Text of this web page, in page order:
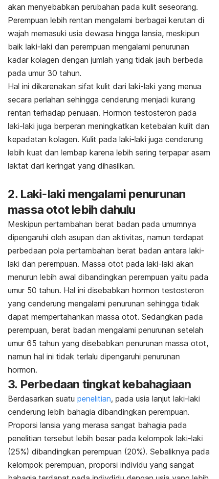
akan menyebabkan perubahan pada kulit seseorang.
Perempuan lebih rentan mengalami berbagai kerutan di
wajah memasuki usia dewasa hingga lansia, meskipun
baik laki-laki dan perempuan mengalami penurunan
kadar kolagen dengan jumlah yang tidak jauh berbeda
pada umur 30 tahun.
Hal ini dikarenakan sifat kulit dari laki-laki yang menua
secara perlahan sehingga cenderung menjadi kurang
rentan terhadap penuaan. Hormon testosteron pada
laki-laki juga berperan meningkatkan ketebalan kulit dan
kepadatan kolagen. Kulit pada laki-laki juga cenderung
lebih kuat dan lembap karena lebih sering terpapar asam
laktat dari keringat yang dihasilkan.
2. Laki-laki mengalami penurunan
massa otot lebih dahulu
Meskipun pertambahan berat badan pada umumnya
dipengaruhi oleh asupan dan aktivitas, namun terdapat
perbedaan pola pertambahan berat badan antara laki-
laki dan perempuan. Massa otot pada laki-laki akan
menurun lebih awal dibandingkan perempuan yaitu pada
umur 50 tahun. Hal ini disebabkan hormon testosteron
yang cenderung mengalami penurunan sehingga tidak
dapat mempertahankan massa otot. Sedangkan pada
perempuan, berat badan mengalami penurunan setelah
umur 65 tahun yang disebabkan penurunan massa otot,
namun hal ini tidak terlalu dipengaruhi penurunan
hormon.
3. Perbedaan tingkat kebahagiaan
Berdasarkan suatu penelitian, pada usia lanjut laki-laki
cenderung lebih bahagia dibandingkan perempuan.
Proporsi lansia yang merasa sangat bahagia pada
penelitian tersebut lebih besar pada kelompok laki-laki
(25%) dibandingkan perempuan (20%). Sebaliknya pada
kelompok perempuan, proporsi individu yang sangat